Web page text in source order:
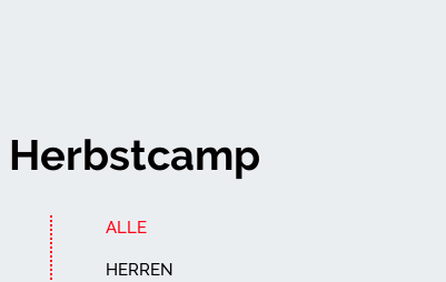
Herbstcamp
ALLE
HERREN